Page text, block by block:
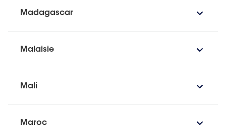
Madagascar
Malaisie
Mali
Maroc